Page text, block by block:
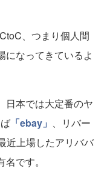
、つまり個人間
になってきているよ
日本では大定番のヤ
「ebay」 、リバー
近上場したアリババ
です。